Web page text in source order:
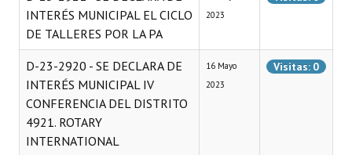
INTERÉS MUNICIPAL EL CICLO
DE TALLERES POR LA PA
2023
D-23-2920 - SE DECLARA DE
INTERÉS MUNICIPAL IV
CONFERENCIA DEL DISTRITO
4921. ROTARY
INTERNATIONAL
16 Mayo
2023
Visitas: 0